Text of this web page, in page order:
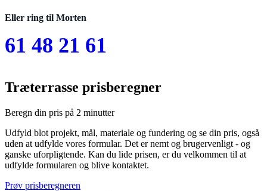
Eller ring til Morten
61 48 21 61
Træterrasse prisberegner
Beregn din pris på 2 minutter
Udfyld blot projekt, mål, materiale og fundering og se din pris, også
uden at udfylde vores formular. Det er nemt og brugervenligt - og
ganske uforpligtende. Kan du lide prisen, er du velkommen til at
udfylde formularen og blive kontaktet.
Prøv prisberegneren